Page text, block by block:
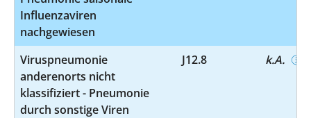
Influenzaviren
nachgewiesen
Viruspneumonie
anderenorts nicht
klassifiziert - Pneumonie
durch sonstige Viren
J12.8 k.A.